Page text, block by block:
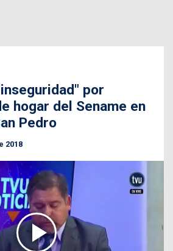
por
hogar del Sename en
Pedro
2018